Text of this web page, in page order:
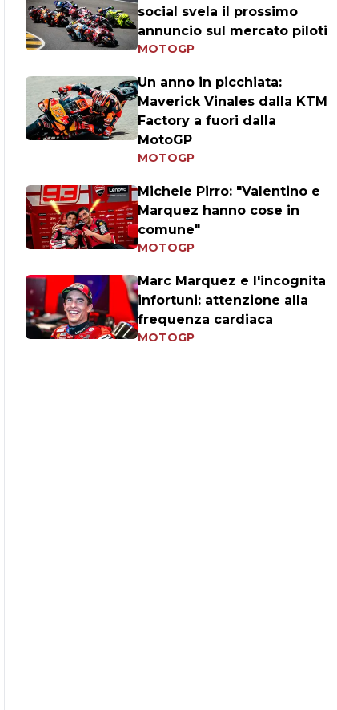
social svela il prossimo
annuncio sul mercato piloti
MOTOGP
Un anno in picchiata:
Maverick Vinales dalla KTM
Factory a fuori dalla
MotoGP
MOTOGP
Michele Pirro: "Valentino e
Marquez hanno cose in
comune"
MOTOGP
Marc Marquez e l'incognita
infortuni: attenzione alla
frequenza cardiaca
MOTOGP